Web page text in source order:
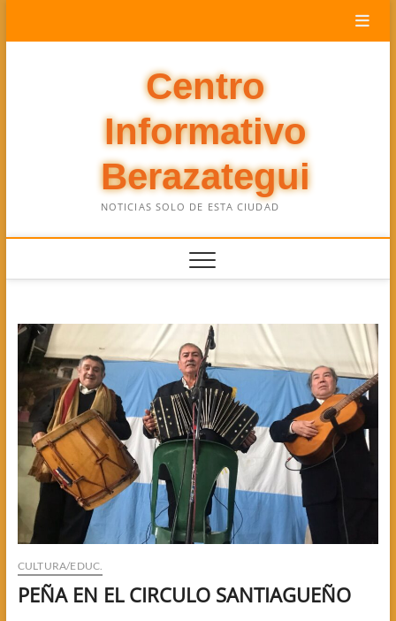
Centro
Informativo
Berazategui
NOTICIAS SOLO DE ESTA CIUDAD
CULTURA/EDUC.
PEÑA EN EL CIRCULO SANTIAGUEÑO